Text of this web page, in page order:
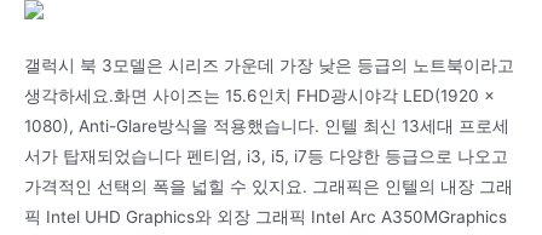
갤럭시 북 3모델은 시리즈 가운데 가장 낮은 등급의 노트북이라고
생각하세요.화면 사이즈는 15.6인치 FHD광시야각 LED(1920 x
1080), Anti-Glare방식을 적용했습니다. 인텔 최신 13세대 프로세
서가 탑재되었습니다 펜티엄, i3, i5, i7등 다양한 등급으로 나오고
가격적인 선택의 폭을 넓힐 수 있지요. 그래픽은 인텔의 내장 그래
픽 Intel UHD Graphics와 외장 그래픽 Intel Arc A350MGraphics